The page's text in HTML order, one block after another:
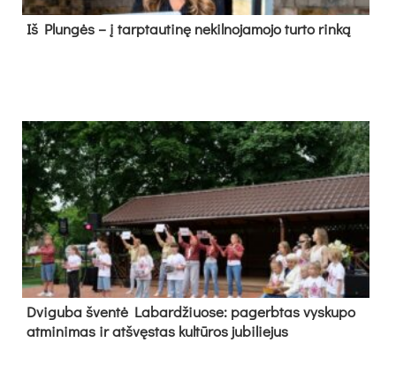
Iš Plungės – į tarptautinę nekilnojamojo turto rinką
Dvi­gu­ba šven­tė La­bar­džiuo­se: pa­gerb­tas vys­ku­po
at­mi­ni­mas ir at­švęs­tas kul­tū­ros ju­bi­lie­jus